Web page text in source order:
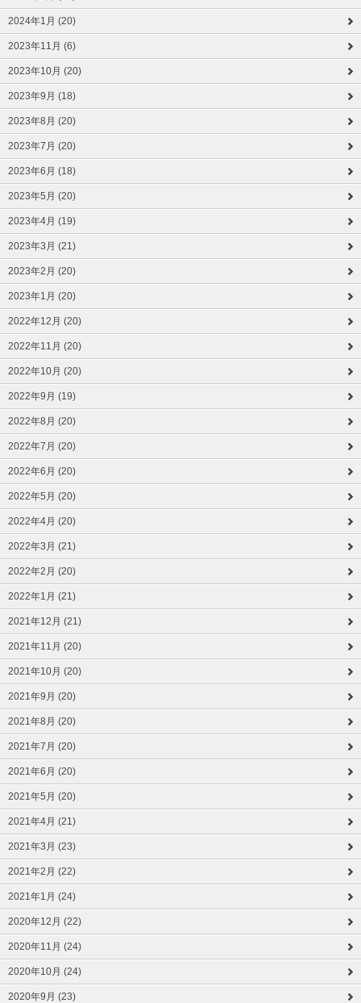
2024年1月 (20)
2023年11月 (6)
2023年10月 (20)
2023年9月 (18)
2023年8月 (20)
2023年7月 (20)
2023年6月 (18)
2023年5月 (20)
2023年4月 (19)
2023年3月 (21)
2023年2月 (20)
2023年1月 (20)
2022年12月 (20)
2022年11月 (20)
2022年10月 (20)
2022年9月 (19)
2022年8月 (20)
2022年7月 (20)
2022年6月 (20)
2022年5月 (20)
2022年4月 (20)
2022年3月 (21)
2022年2月 (20)
2022年1月 (21)
2021年12月 (21)
2021年11月 (20)
2021年10月 (20)
2021年9月 (20)
2021年8月 (20)
2021年7月 (20)
2021年6月 (20)
2021年5月 (20)
2021年4月 (21)
2021年3月 (23)
2021年2月 (22)
2021年1月 (24)
2020年12月 (22)
2020年11月 (24)
2020年10月 (24)
2020年9月 (23)